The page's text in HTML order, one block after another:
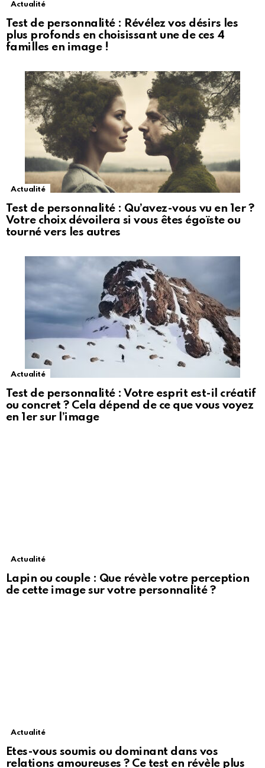
Actualité
Test de personnalité : Révélez vos désirs les
plus profonds en choisissant une de ces 4
familles en image !
Actualité
Test de personnalité : Qu’avez-vous vu en 1er ?
Votre choix dévoilera si vous êtes égoïste ou
tourné vers les autres
Actualité
Test de personnalité : Votre esprit est-il créatif
ou concret ? Cela dépend de ce que vous voyez
en 1er sur l’image
Actualité
Lapin ou couple : Que révèle votre perception
de cette image sur votre personnalité ?
Actualité
Etes-vous soumis ou dominant dans vos
relations amoureuses ? Ce test en révèle plus